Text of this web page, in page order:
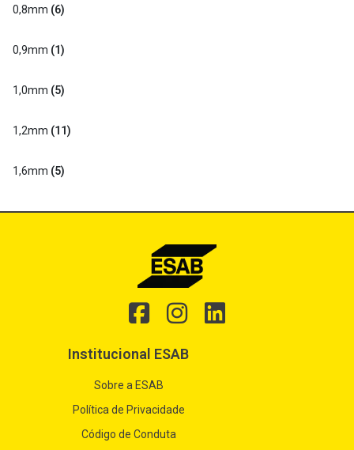
0,8mm (6)
0,9mm (1)
1,0mm (5)
1,2mm (11)
1,6mm (5)
2,0mm(6)
Institucional ESAB
Sobre a ESAB
Política de Privacidade
Código de Conduta